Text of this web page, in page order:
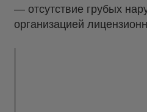
— отсутствие грубых
организацией